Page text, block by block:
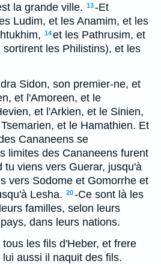
la grande ville. 13-Et
Ludim, et les Anamim, et les
14et les Pathrusim, et
sortirent les Philistins), et les
Sidon, son premier-ne, et
et l'Amoreen, et le
et l'Arkien, et le Sinien,
et le Hamathien. Et
Cananeens se
limites des Cananeens furent
tu viens vers Guerar, jusqu'à
vers Sodome et Gomorrhe et
Lesha. 20-Ce sont là les
familles, selon leurs
dans leurs nations.
les fils d'Heber, et frere
aussi il naquit des fils.